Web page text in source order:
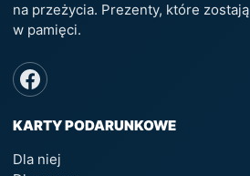
na przeżycia. Prezenty, które zostają
w pamięci.
KARTY PODARUNKOWE
Dla niej